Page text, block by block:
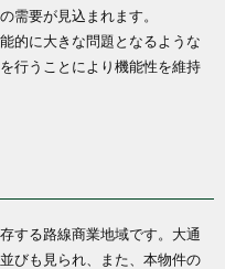
需要が見込まれます。
的に大きな問題となるような
行うことにより機能性を維持
する路線商業地域です。大通
びも見られ、また、本物件の